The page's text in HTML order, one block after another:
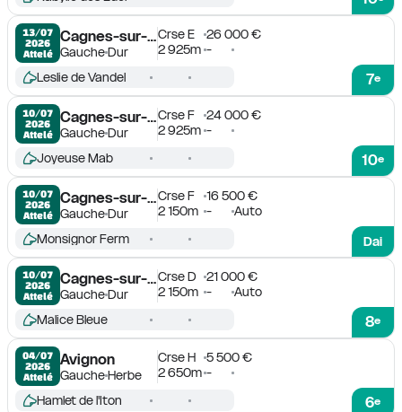
13/07
2026
Attelé
Cagnes-sur-Mer
GaucheDur
Crse E
26 000 €
2 925m -
7e
Leslie de Vandel
10/07
2026
Attelé
Cagnes-sur-Mer
GaucheDur
Crse F
24 000 €
2 925m -
10e
Joyeuse Mab
10/07
2026
Attelé
Cagnes-sur-Mer
GaucheDur
Crse F
16 500 €
2 150m -
Auto
Dai
Monsignor Ferm
10/07
2026
Attelé
Cagnes-sur-Mer
GaucheDur
Crse D
21 000 €
2 150m - Auto
8e
Malice Bleue
04/07
2026
Attelé
Avignon
GaucheHerbe
Crse H
5 500 €
2 650m -
6e
Hamlet de l'Iton